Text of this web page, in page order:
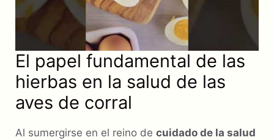
El papel fundamental de las
hierbas en la salud de las
aves de corral
Al sumergirse en el reino de cuidado de la salud